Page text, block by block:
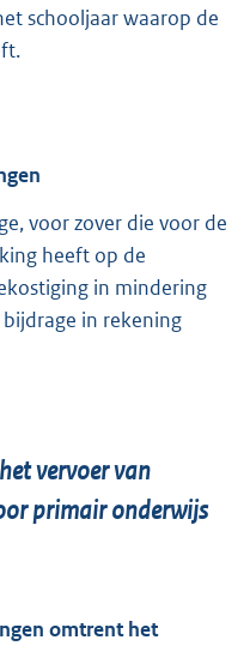
schooljaar waarop de
voor zover die voor de
heeft op de
in mindering
in rekening
vervoer van
primair onderwijs
omtrent het